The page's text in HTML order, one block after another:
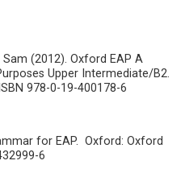
Sam (2012). Oxford EAP A
Upper Intermediate/B2.
978-0-19-400178-6
for EAP. Oxford: Oxford
6